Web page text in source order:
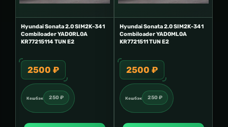
Hyundai Sonata 2.0 SIM2K-341
Combiloader YAD0RL0A
KR77215114 TUN E2
2500 ₽
Кешбэк 250 ₽
Hyundai Sonata 2.0 SIM2K-341
Combiloader YAD0ML0A
KR7721511 TUN E2
2500 ₽
Кешбэк 250 ₽